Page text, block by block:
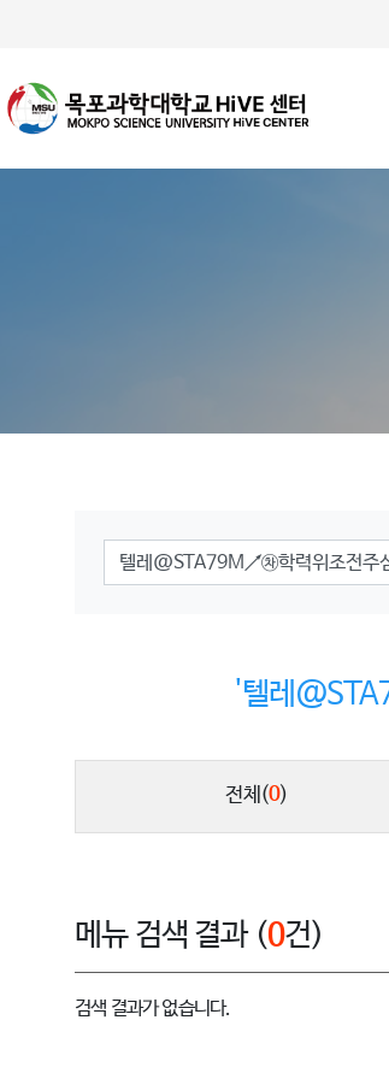
'텔레
전체 (0)
메뉴 검색 결과 (0건)
검색 결과가 없습니다.